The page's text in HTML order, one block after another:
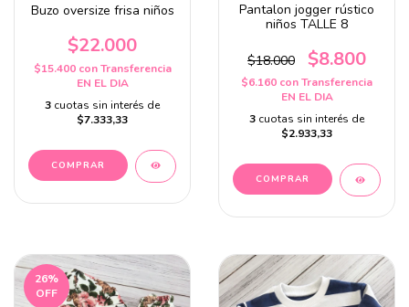
Buzo oversize frisa niños
$22.000
$15.400 con Transferencia
EN EL DIA
3 cuotas sin interés de
$7.333,33
COMPRAR
Pantalon jogger rústico
niños TALLE 8
$18.000 $8.800
$6.160 conTransferencia
EN EL DIA
3 cuotas sin interés de
$2.933,33
COMPRAR
26%
OFF